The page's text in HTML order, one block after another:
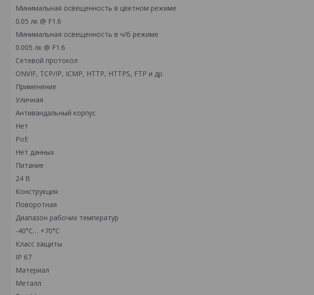
Минимальная освещенность в цветном режиме
0.05 лк @ F1.6
Минимальная освещенность в ч/б режиме
0.005 лк @ F1.6
Сетевой протокол
ОNVIF, TCP/IP, ICMP, HTTP, HTTPS, FTP и др.
Применение
Уличная
Антивандальный корпус
Нет
PoE
Нет данных
Питание
24 В
Конструкция
Поворотная
Диапазон рабочих температур
-40°С… +70°С
Класс защиты
IP 67
Материал
Металл